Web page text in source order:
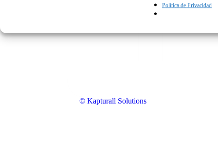
Política de Privacidad
© Kapturall Solutions